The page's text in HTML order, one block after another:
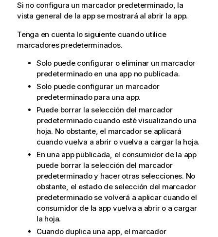
Si no configura un marcador predeterminado, la
vista general de la app se mostrará al abrir la app.
Tenga en cuenta lo siguiente cuando utilice
marcadores predeterminados.
Solo puede configurar o eliminar un marcador
predeterminado en una app no publicada.
Solo puede configurar un marcador
predeterminado para una app.
Puede borrar la selección del marcador
predeterminado cuando esté visualizando una
hoja. No obstante, el marcador se aplicará
cuando vuelva a abrir o vuelva a cargar la hoja.
En una app publicada, el consumidor de la app
puede borrar la selección del marcador
predeterminado y hacer otras selecciones. No
obstante, el estado de selección del marcador
predeterminado se volverá a aplicar cuando el
consumidor de la app vuelva a abrir o a cargar
la hoja.
Cuando duplica una app, el marcador